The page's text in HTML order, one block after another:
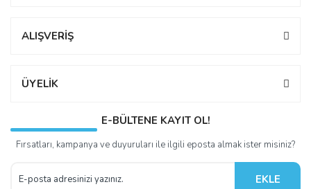
ALIŞVERİŞ
ÜYELİK
E-BÜLTENE KAYIT OL!
Fırsatları, kampanya ve duyuruları ile ilgili eposta almak ister misiniz?
EKLE